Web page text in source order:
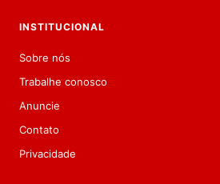
INSTITUCIONAL
Sobre nós
Trabalhe conosco
Anuncie
Contato
Privacidade